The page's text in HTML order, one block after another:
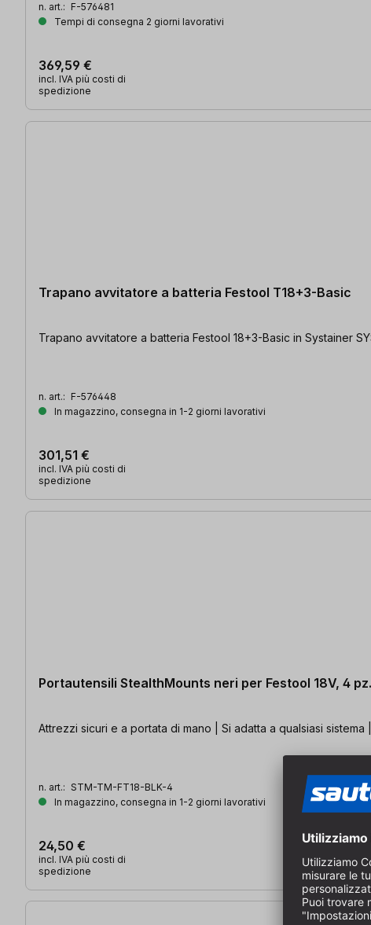
n. art.: F-576481
Tempi di consegna 2 giorni lavorativi
369,59 €
incl. IVA più costi di
spedizione
Trapano avvitatore a batteria Festool T18+3-Basic
Trapano avvitatore a batteria Festool 18+3-Basic in Systainer
n. art.: F-576448
In magazzino, consegna in 1-2 giorni lavorativi
301,51 €
incl. IVA più costi di
spedizione
Portautensili StealthMounts neri per Festool 18V, 4 pz.
Attrezzi sicuri e a portata di mano | Si adatta a qualsiasi
n. art.: STM-TM-FT18-BLK-4
In magazzino, consegna in 1-2 giorni lavorativi
24,50 €
incl. IVA più costi di
spedizione